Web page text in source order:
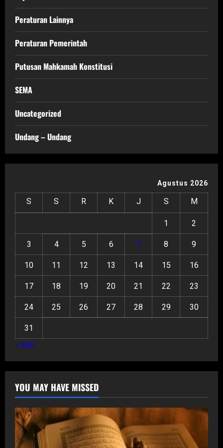
Peraturan Lainnya
Peraturan Pemerintah
Putusan Mahkamah Konstitusi
SEMA
Uncategorized
Undang – Undang
Agustus 2026
S S R K J S M
1 2
3 4 5 6 7 8 9
10 11 12 13 14 15 16
17 18 19 20 21 22 23
24 25 26 27 28 29 30
31
« Mar
YOU MAY HAVE MISSED